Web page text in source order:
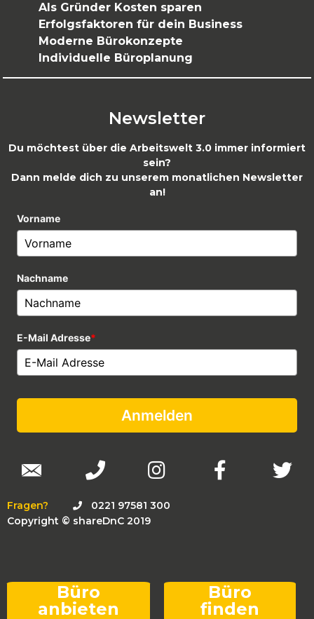
Als Gründer Kosten sparen
Erfolgsfaktoren für dein Business
Moderne Bürokonzepte
Individuelle Büroplanung
Newsletter
Du möchtest über die Arbeitswelt 3.0 immer informiert
sein?
Dann melde dich zu unserem monatlichen Newsletter
an!
Vorname
Nachname
E-Mail Adresse*
Anmelden
Fragen?
0221 97581 300
Copyright © shareDnC 2019
Büro
anbieten
Büro
finden